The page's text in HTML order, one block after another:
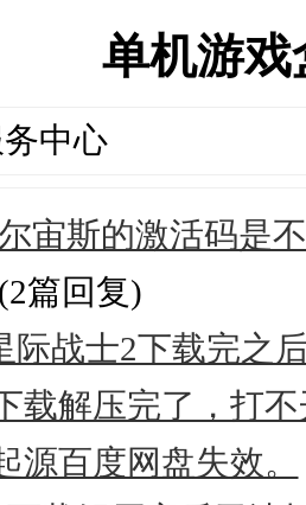
单机游
务中心
宙斯的激活码是
(2篇回复)
际战士2下载完之
载解压完了，打
源百度网盘失效。